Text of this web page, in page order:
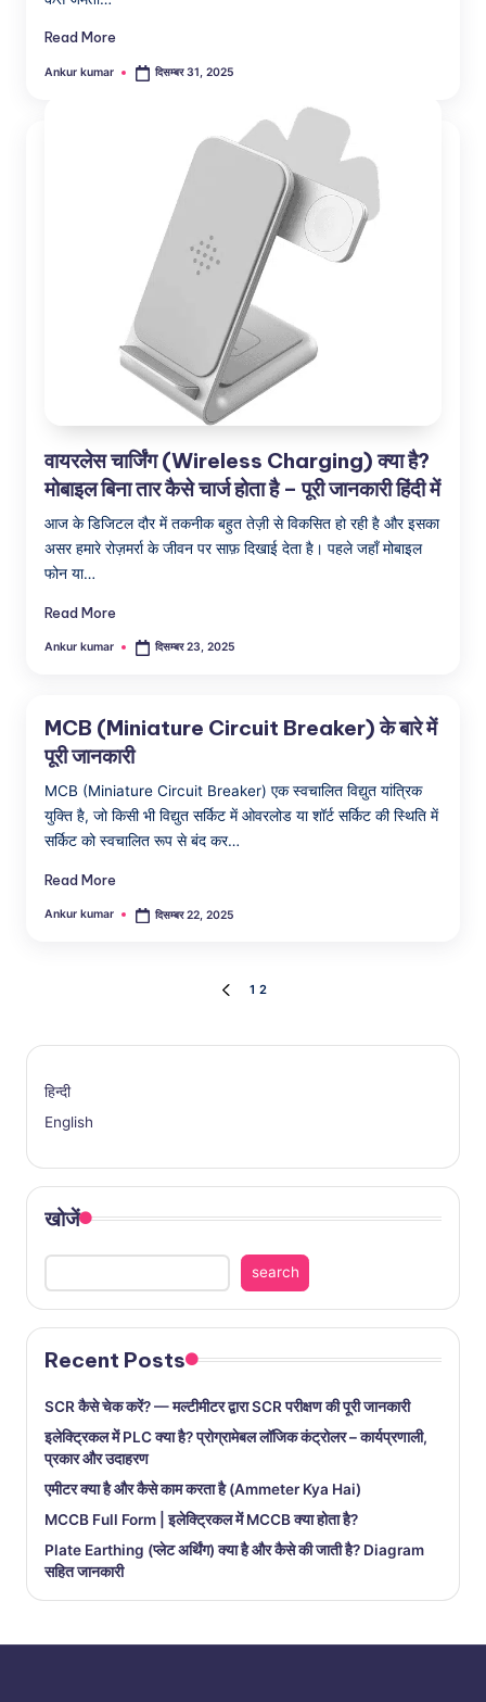
Read More
Posted
Ankur kumar दिसम्बर 31, 2025
वायरलेस चार्जिंग (Wireless Charging) क्या है?
मोबाइल बिना तार कैसे चार्ज होता है – पूरी जानकारी हिंदी में
आज के डिजिटल दौर में तकनीक बहुत तेज़ी से विकसित हो रही है और इसका
असर हमारे रोज़मर्रा के जीवन पर साफ़ दिखाई देता है। पहले जहाँ मोबाइल
फोन या…
Read More
Posted
Ankur kumar दिसम्बर 23, 2025
MCB (Miniature Circuit Breaker) के बारे में
पूरी जानकारी
MCB (Miniature Circuit Breaker) एक स्वचालित विद्युत यांत्रिक
युक्ति है, जो किसी भी विद्युत सर्किट में ओवरलोड या शॉर्ट सर्किट की स्थिति में
सर्किट को स्वचालित रूप से बंद कर…
Read More
Posted
Ankur kumar दिसम्बर 22, 2025
pagination
PREVIOUS
1 2
हिन्दी
English
खोजें
search
Recent Posts
SCR कैसे चेक करें? — मल्टीमीटर द्वारा SCR परीक्षण की पूरी जानकारी
इलेक्ट्रिकल में PLC क्या है? प्रोग्रामेबल लॉजिक कंट्रोलर – कार्यप्रणाली,
प्रकार और उदाहरण
एमीटर क्या है और कैसे काम करता है (Ammeter Kya Hai)
MCCB Full Form | इलेक्ट्रिकल में MCCB क्या होता है?
Plate Earthing (प्लेट अर्थिंग) क्या है और कैसे की जाती है? Diagram
सहित जानकारी